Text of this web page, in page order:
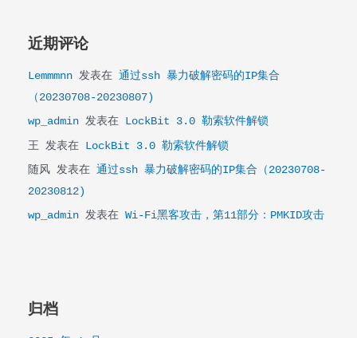
近期评论
Lemmmnn发表在 通过ssh 暴力破解密码的IP集合
（20230708-20230807)
wp_admin发表在 LockBit 3.0 勒索软件解锁
王 发表在 LockBit 3.0 勒索软件解锁
随风发表在 通过ssh 暴力破解密码的IP集合（20230708-
20230812)
wp_admin发表在 Wi-Fi黑客攻击，第11部分：PMKID攻击
归档